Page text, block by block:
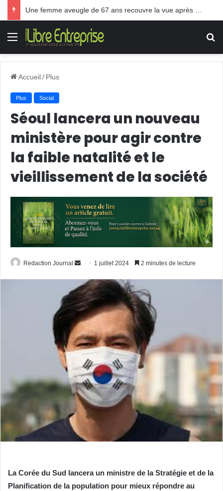
Menu
Accueil/ Plus
Plus Social
Séoul lancera un nouveau
ministère pour agir contre
la faible natalité et le
vieillissement de la société
Redaction Journal
Envoyer
courriel
1 juillet 2024 2 minutes de lecture
La Corée du Sud lancera un ministre de la Stratégie et de la
Planification de la population pour mieux répondre au